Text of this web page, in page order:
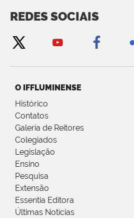
REDES SOCIAIS
O IFFLUMINENSE
Histórico
Contatos
Galeria de Reitores
Colegiados
Legislação
Ensino
Pesquisa
Extensão
Essentia Editora
Últimas Notícias